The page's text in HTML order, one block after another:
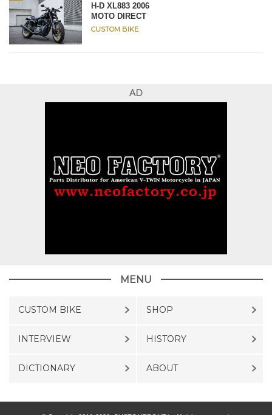
H-D XL883 2006
MOTO DIRECT
CUSTOM BIKE
AD
MENU
CUSTOM BIKE SHOP
INTERVIEW HISTORY
DICTIONARY ABOUT